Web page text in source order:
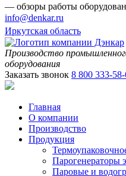
— обзоры работы
info@denkar.ru
Иркутская область
Производство
оборудования
Заказать звонок 8 800 333-
Главная
О компании
Производство
Продукция
Парогенераторы
Паровые и